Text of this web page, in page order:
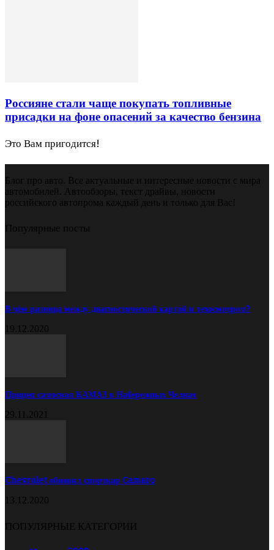
Россияне стали чаще покупать топливные
присадки на фоне опасений за качество бензина
Это Вам пригодится!
Блог про авто. Все актуальные и интересные новости с мира
автомобилей. Автообзоры, текст драйвы, новости
российского автопрома каждый день и только для Вас!
Популярные посты
В чём разница между диагностической картой и техосмотром?
19.12.2020
Прицеп самосвал КАМАЗ в Набережных Челнах
29.11.2021
Chevrolet обновил спорткар Camaro
13.12.2020
ПОПУЛЯРНЫЕ КАТЕГОРИИ